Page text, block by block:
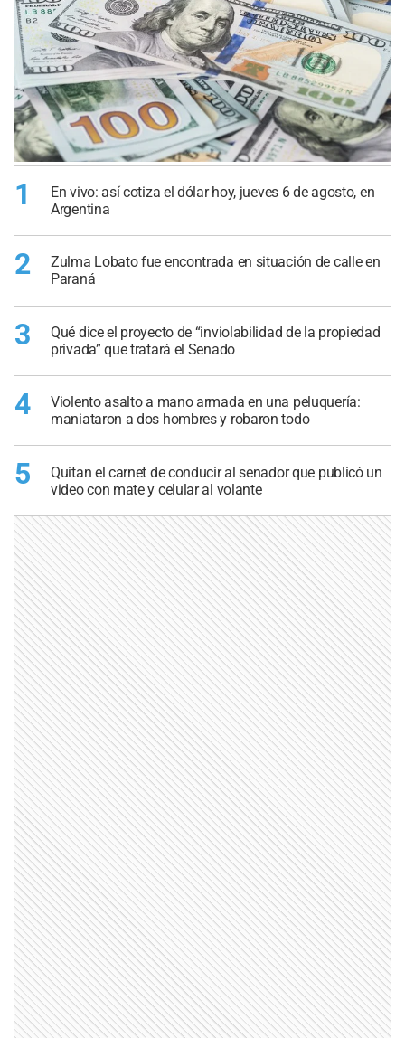
1
En vivo: así cotiza el dólar hoy, jueves 6 de agosto, en
Argentina
2
Zulma Lobato fue encontrada en situación de calle en
Paraná
3
Qué dice el proyecto de “inviolabilidad de la propiedad
privada” que tratará el Senado
4
Violento asalto a mano armada en una peluquería:
maniataron a dos hombres y robaron todo
5
Quitan el carnet de conducir al senador que publicó un
video con mate y celular al volante